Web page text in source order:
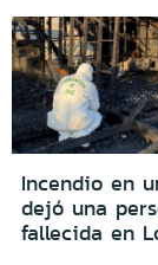
Incendio en
dejó una
fallecida en